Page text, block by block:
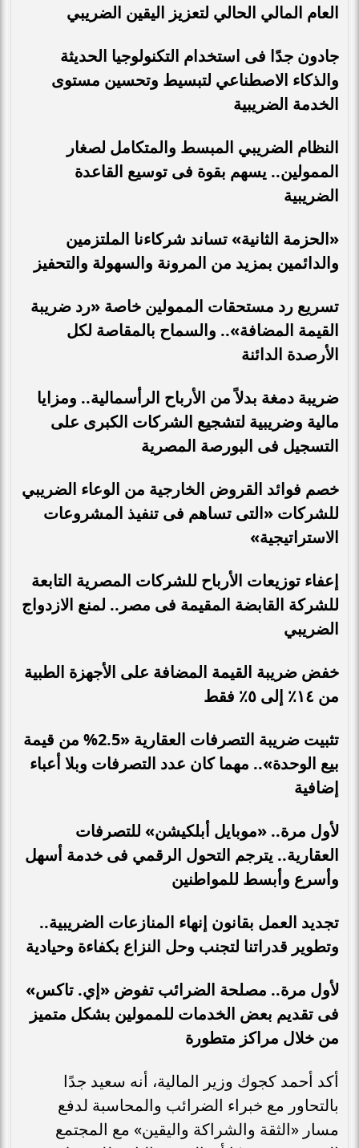
العام المالي الحالي لتعزيز اليقين الضريبي
جادون جدًا فى استخدام التكنولوجيا الحديثة
والذكاء الاصطناعي لتبسيط وتحسين مستوى
الخدمة الضريبية
النظام الضريبي المبسط والمتكامل لصغار
الممولين.. يسهم بقوة فى توسيع القاعدة
الضريبية
«الحزمة الثانية» تساند شركاءنا الملتزمين
والدائمين بمزيد من المرونة والسهولة والتحفيز
تسريع رد مستحقات الممولين خاصة «رد ضريبة
القيمة المضافة».. والسماح بالمقاصة لكل
الأرصدة الدائنة
ضريبة دمغة بدلاً من الأرباح الرأسمالية.. ومزايا
مالية وضريبية لتشجيع الشركات الكبرى على
التسجيل فى البورصة المصرية
خصم فوائد القروض الخارجية من الوعاء الضريبي
للشركات «التى تساهم فى تنفيذ المشروعات
الاستراتيجية»
إعفاء توزيعات الأرباح للشركات المصرية التابعة
للشركة القابضة المقيمة فى مصر.. لمنع الازدواج
الضريبي
خفض ضريبة القيمة المضافة على الأجهزة الطبية
من ١٤٪ إلى ٥٪ فقط
تثبيت ضريبة التصرفات العقارية «2.5% من قيمة
بيع الوحدة».. مهما كان عدد التصرفات وبلا أعباء
إضافية
لأول مرة.. «موبايل أبلكيشن» للتصرفات
العقارية.. يترجم التحول الرقمي فى خدمة أسهل
وأسرع وأبسط للمواطنين
تجديد العمل بقانون إنهاء المنازعات الضريبية..
وتطوير قدراتنا لتجنب وحل النزاع بكفاءة وحيادية
لأول مرة.. مصلحة الضرائب تفوض «إي. تاكس»
فى تقديم بعض الخدمات للممولين بشكل متميز
من خلال مراكز متطورة
أكد أحمد كجوك وزير المالية، أنه سعيد جدًا
بالتحاور مع خبراء الضرائب والمحاسبة لدفع
مسار «الثقة والشراكة واليقين» مع المجتمع